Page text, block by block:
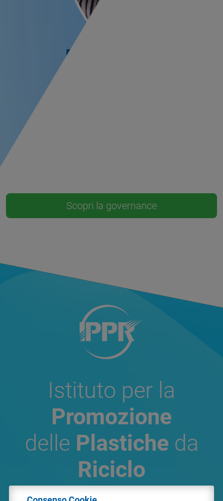
Renata Facelli
Scopri la governance
Istituto per la
Promozione
delle Plastiche da
Riciclo